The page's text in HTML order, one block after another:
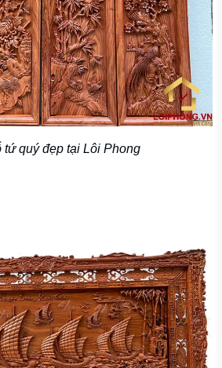
tứ quý đẹp tại Lôi Phong